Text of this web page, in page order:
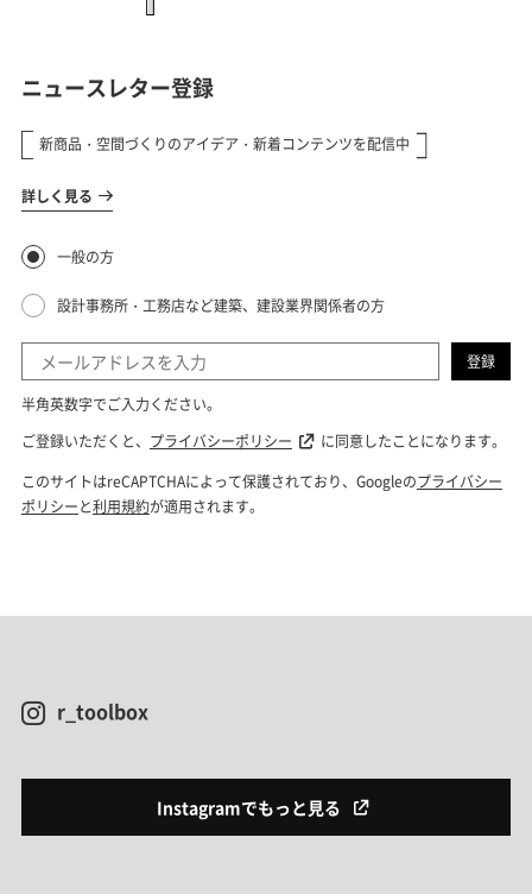
r_toolbox
Instagramでもっと見る